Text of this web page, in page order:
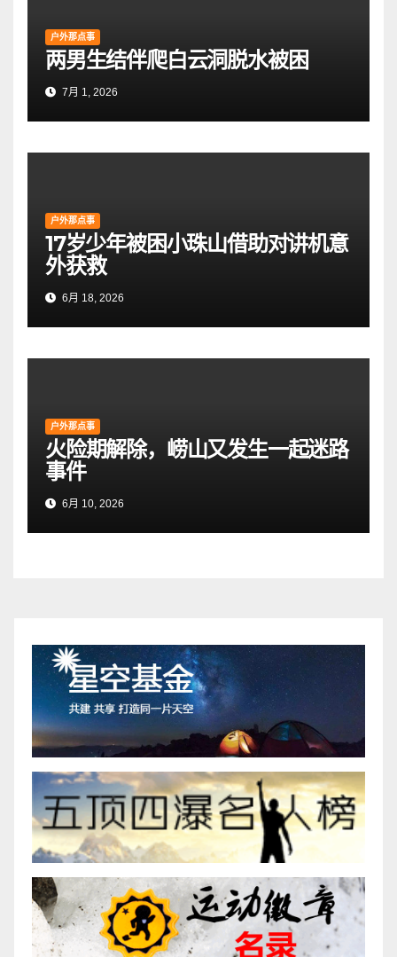
户外那点事
两男生结伴爬白云洞脱水被困
7月 1, 2026
户外那点事
17岁少年被困小珠山借助对讲机意
外获救
6月 18, 2026
户外那点事
火险期解除，崂山又发生一起迷路
事件
6月 10, 2026